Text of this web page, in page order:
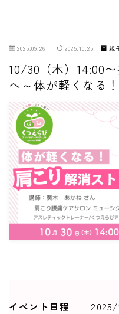
2025.09.26 2025.10.25 親
10/30（木）14:00
へ～体が軽くなる
イベント日程
2025/